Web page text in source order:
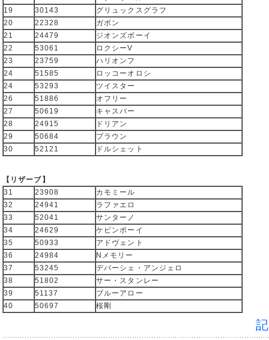
19
30143
グリュックスグラフ
20
22328
ガボン
21
24479
ジオンズボーイ
22
53061
ロクシーV
23
23759
ハリオンフ
24
51585
ロッコーオロシ
24
53293
ツイスター
26
51886
オフリー
27
50619
キャスパー
28
24915
ドリアン
29
50684
プラウン
30
52121 ドルシェット
【リザーブ】
31
23908
カモミール
32
24941
ラファエロ
33
52041
サンターノ
34
24629
ケビンボーイ
35
50933
アドヴェント
36
24984
Nメモリー
37
53245
デバーシェ・アンジェロ
38
51802
サー・スタンレー
39
51137
ブルーアロー
40
50697 桜剛